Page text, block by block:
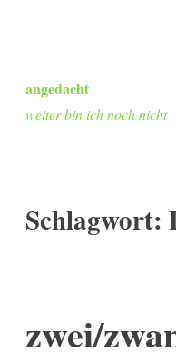
Inhalt
springen
angedacht
weiter bin ich noch nicht
Schlagwort:
zwei/